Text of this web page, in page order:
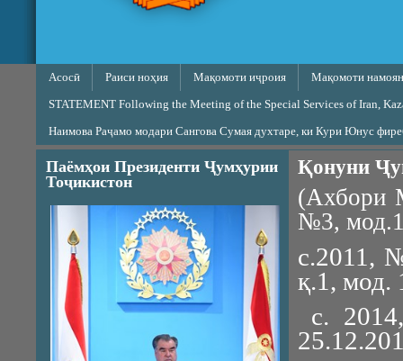
Main menu
Асосӣ Раиси ноҳия Мақомоти иҷроия
Мақомоти
STATEMENT Following the Meeting of the Special Services of Iran,
Наимова Раҷамо модари Сангова Сумая духтаре, ки Кури Юнус
Паёмҳои Президенти Ҷумҳурии
Тоҷикистон
Қонуни
(Ахбори
№3,
с.2011,
қ.1, мод.
с.